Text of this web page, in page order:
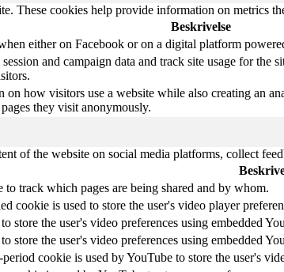
These cookies help provide information on metrics
Beskrivelse
either on Facebook or on a digital platform
and campaign data and track site usage for
how visitors use a website while also creating an
they visit anonymously.
of the website on social media platforms, collect
to track which pages are being shared and by whom.
cookie is used to store the user's video player
store the user's video preferences using embedded
store the user's video preferences using embedded
cookie is used by YouTube to store the user's